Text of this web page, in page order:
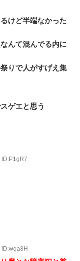
けど半端なかった
んて混んでる内に
りで人がすげえ集
ゲエと思う